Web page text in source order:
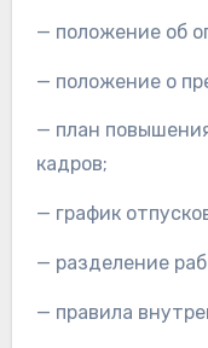
— положение об
— положение о
— план
кадров;
— график
— разделение
— правила